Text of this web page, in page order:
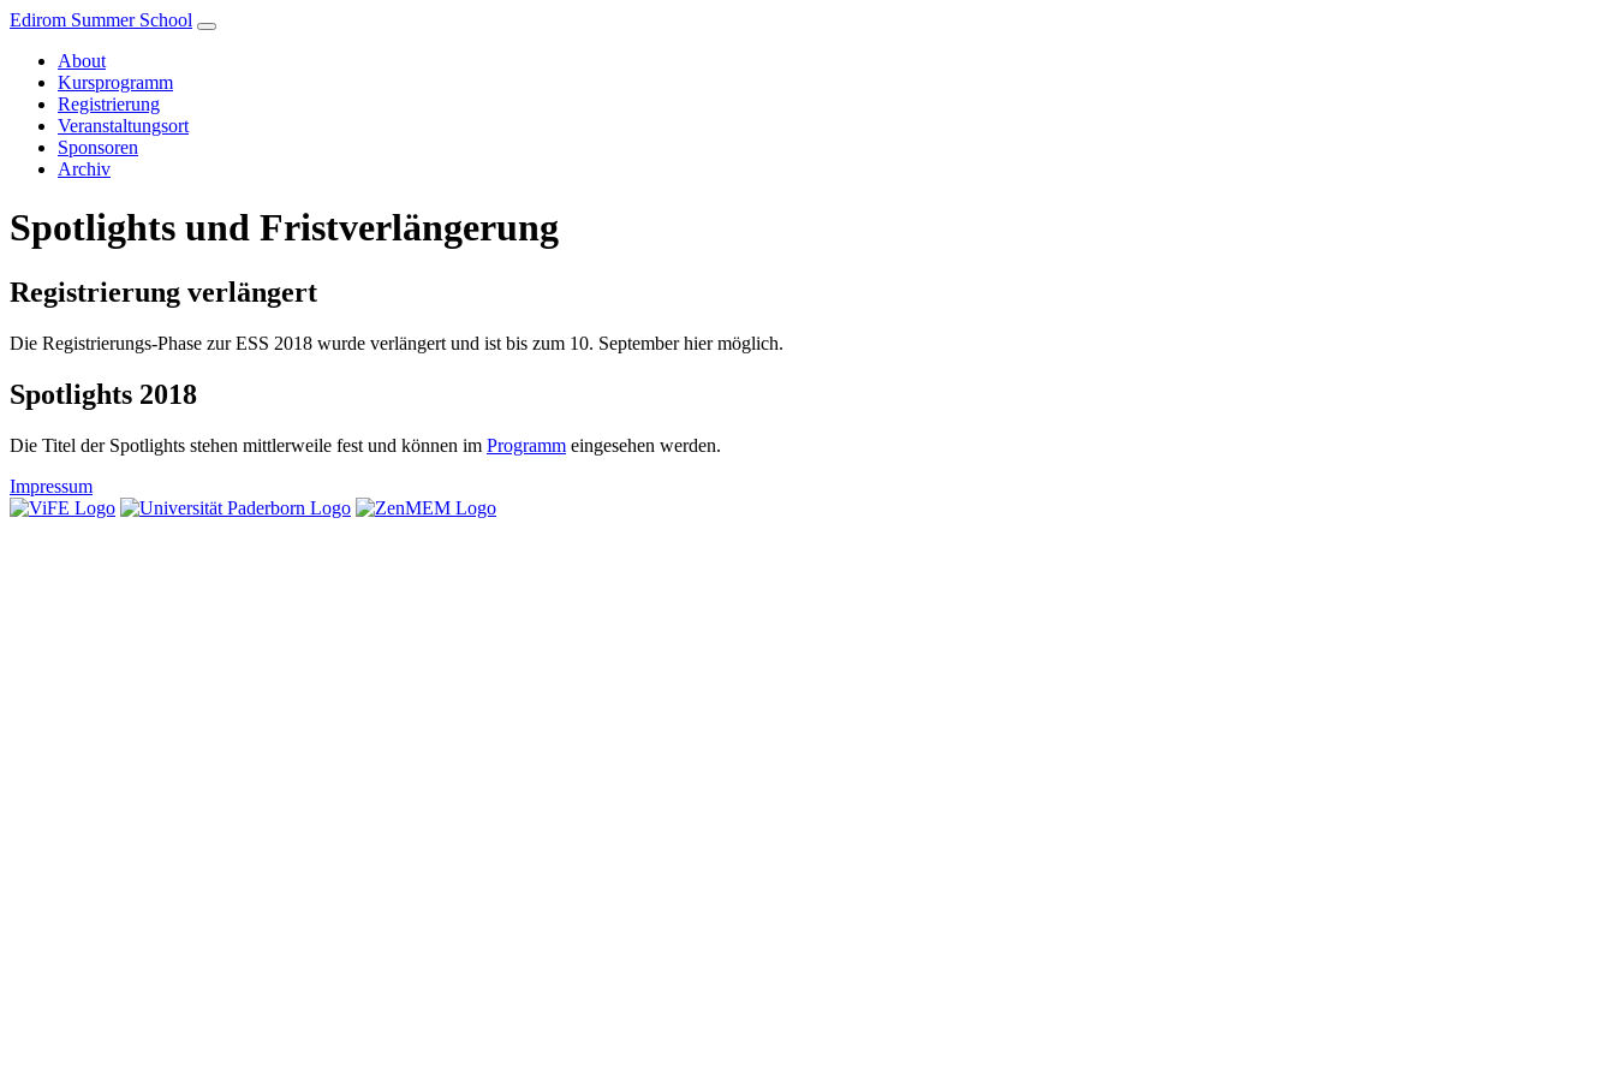
Edirom Summer School
About
Kursprogramm
Registrierung
Veranstaltungsort
Sponsoren
Archiv
Spotlights und Fristverlängerung
Registrierung verlängert
Die Registrierungs-Phase zur ESS 2018 wurde verlängert und ist bis zum 10. September hier möglich.
Spotlights 2018
Die Titel der Spotlights stehen mittlerweile fest und können im Programm eingesehen werden.
Impressum